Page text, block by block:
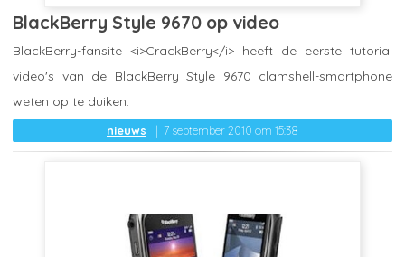
BlackBerry Style 9670 op video
nieuws 7 september 2010 om 15:38
BlackBerry-fansite <i>CrackBerry</i> heeft de eerste tutorial
video's van de BlackBerry Style 9670 clamshell-smartphone
weten op te duiken.